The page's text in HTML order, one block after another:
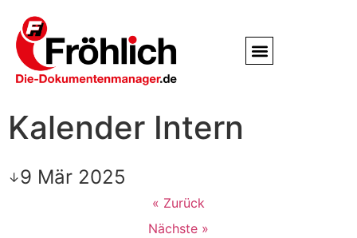
Kalender Intern
↓9 Mär 2025
« Zurück
Nächste »